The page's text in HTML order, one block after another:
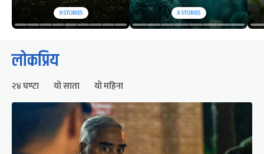
9STORIES 8STORIES
लोकप्रिय
२४ घण्टा यो साता यो महिना